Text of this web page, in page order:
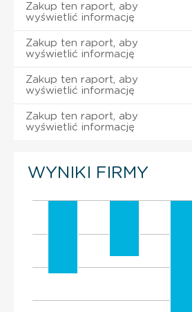
Zakup ten raport, aby
wyświetlić informację
Zakup ten raport, aby
wyświetlić informację
Zakup ten raport, aby
wyświetlić informację
Zakup ten raport, aby
wyświetlić informację
WYNIKI FIRMY